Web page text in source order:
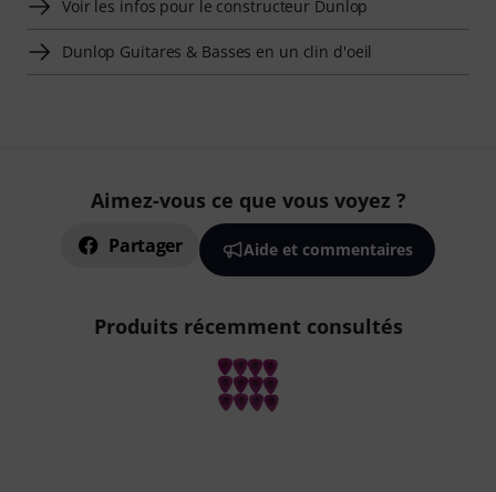
Voir les infos pour le constructeur Dunlop
Dunlop Guitares & Basses en un clin d'oeil
Aimez-vous ce que vous voyez ?
Partager Aide et commentaires
Produits récemment consultés